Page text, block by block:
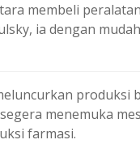
membeli
ia dengan
menemuka
farmasi.